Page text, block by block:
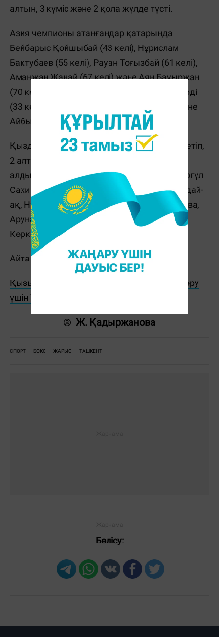
алтын, 3 күміс және 2 қола жүлде түсті.
Азия чемпионы атанғандар қатарында
Бейбарыс Қойшыбай (43 келі), Нұрислам
Бактубаев (55 келі), Рауан Тоғызбай (61 келі),
Аманжан Жанай (67 келі) және Аян Бауыржан
(70 келі) бар. Күміс жүлдені Саят Рахымберді
(33 келі), Жақсылық Ермекұлы (35 келі) және
Айбын Мәжит (+70 келі) иеленді.
Қыздар құрамасы да жоғары нәтиже көрсетіп,
2 алтын, 5 күміс және 7 қола медаль жеңіп
алды. Самал Төлепберген (52 келі) мен Нұргүл
Сахи (67 келі) Азия чемпионы атанды. Сондай-
ақ, Нұржанат Бекназар, Сабрина Адилханова,
Аруна Шалман, Айару Файзуллаева және
Көркем Ғалым күміс жүлдеге ие болды.
Айта кетейік, турнир бүгін аяқталады.
Қызықты жаңалықтар мен видеоларды көру
үшін TikTok арнамызға жазылыңыз!
Ж. Қадыржанова
СПОРТ БОКС ЖАРЫС ТАШКЕНТ
Бөлісу: